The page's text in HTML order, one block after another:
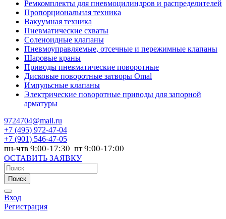
Ремкомплекты для пневмоцилиндров и распределителей
Пропорциональная техника
Вакуумная техника
Пневматические схваты
Соленоидные клапаны
Пневмоуправляемые, отсечные и пережимные клапаны
Шаровые краны
Приводы пневматические поворотные
Дисковые поворотные затворы Omal
Импульсные клапаны
Электрические поворотные приводы для запорной
арматуры
9724704@mail.ru
+7 (495) 972-47-04
+7 (901) 546-47-05
пн-чтв 9:00-17:30 пт 9:00-17:00
ОСТАВИТЬ ЗАЯВКУ
Поиск
Вход
Регистрация